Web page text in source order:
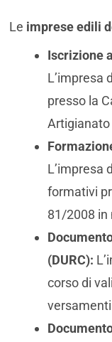
Le imprese edili
Iscrizione
L’impresa
presso la
Artigianato
L’impresa
formativi
81/2008 in
(DURC):
corso di